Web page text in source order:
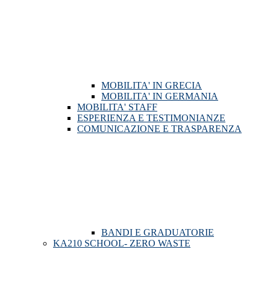
MOBILITA' IN GRECIA
MOBILITA' IN GERMANIA
MOBILITA' STAFF
ESPERIENZA E TESTIMONIANZE
COMUNICAZIONE E TRASPARENZA
BANDI E GRADUATORIE
KA210 SCHOOL- ZERO WASTE